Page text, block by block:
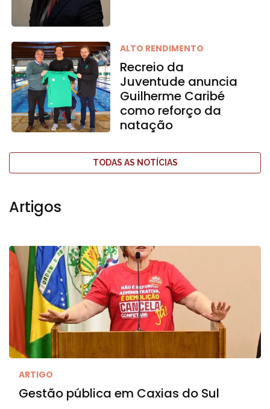
ALTO RENDIMENTO
Recreio da
Juventude anuncia
Guilherme Caribé
como reforço da
natação
TODAS AS NOTÍCIAS
Artigos
ARTIGO
Gestão pública em Caxias do Sul